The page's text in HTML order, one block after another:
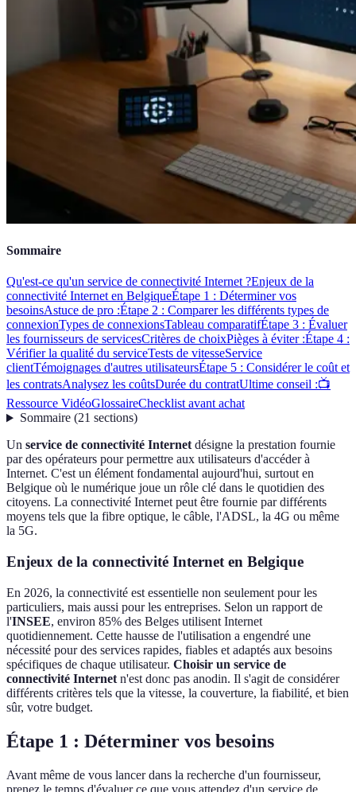
Sommaire
Qu'est-ce qu'un service de connectivité Internet ?Enjeux de la
connectivité Internet en BelgiqueÉtape 1 : Déterminer vos
besoinsAstuce de pro :Étape 2 : Comparer les différents types de
connexionTypes de connexionsTableau comparatifÉtape 3 : Évaluer
les fournisseurs de servicesCritères de choixPièges à éviter :Étape 4 :
Vérifier la qualité du serviceTests de vitesseService
clientTémoignages d'autres utilisateursÉtape 5 : Considérer le coût et
les contratsAnalysez les coûtsDurée du contratUltime conseil :📺
Ressource VidéoGlossaireChecklist avant achat
Sommaire(21 sections)
Un service de connectivité Internetdésigne la prestation fournie
par des opérateurs pour permettre aux utilisateurs d'accéder à
Internet. C'est un élément fondamental aujourd'hui, surtout en
Belgique où le numérique joue un rôle clé dans le quotidien des
citoyens. La connectivité Internet peut être fournie par différents
moyens tels que la fibre optique, le câble, l'ADSL, la 4G ou même
la 5G.
Enjeux de la connectivité Internet en Belgique
En 2026, la connectivité est essentielle non seulement pour les
particuliers, mais aussi pour les entreprises. Selon un rapport de
l'INSEE, environ 85% des Belges utilisent Internet
quotidiennement. Cette hausse de l'utilisation a engendré une
nécessité pour des services rapides, fiables et adaptés aux besoins
spécifiques de chaque utilisateur. Choisir un service de
connectivité Internet n'est donc pas anodin. Il s'agit de considérer
différents critères tels que la vitesse, la couverture, la fiabilité, et bien
sûr, votre budget.
Étape 1 : Déterminer vos besoins
Avant même de vous lancer dans la recherche d'un fournisseur,
prenez le temps d'évaluer ce que vous attendez d'un service de